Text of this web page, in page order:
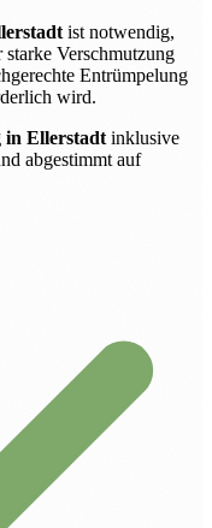
ist notwendig,
Verschmutzung
Entrümpelung
wird.
in Ellerstadt inklusive
abgestimmt auf